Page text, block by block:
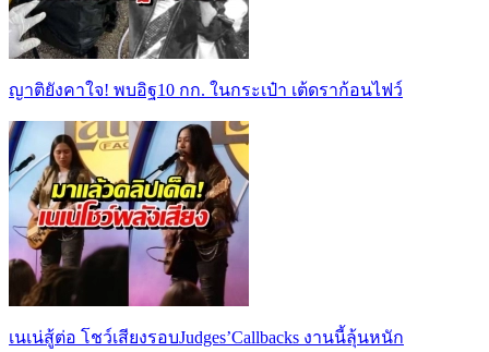
ญาติยังคาใจ! พบอิฐ10 กก. ในกระเป๋า เต้ดราก้อนไฟว์
เนเน่สู้ต่อ โชว์เสียงรอบJudges’Callbacks งานนี้ลุ้นหนัก